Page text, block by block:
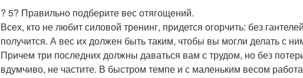
? 5? Правильно подберите вес отягощений.
Всех, кто не любит силовой тренинг, придется огорчить: без
получится. А вес их должен быть таким, чтобы вы могли делать с
Причем три последних должны даваться вам с трудом, но без
вдумчиво, не частите. В быстром темпе и с маленьким весом